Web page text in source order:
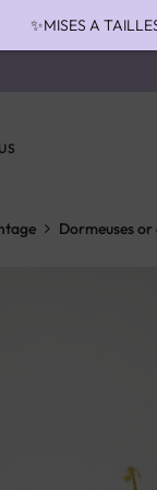
Dormeuses or
✨MISES A